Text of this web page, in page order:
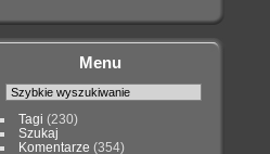
Menu
Tagi (230)
Szukaj
Komentarze (354)